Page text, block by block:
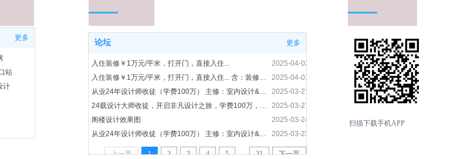
论坛 更多
2025-04-03
入住装修￥1万元/平米，打开门，直接入住...
2025-04-01
入住装修￥1万元/平米，打开门，直接入住... 含：装修施工 水电改造 整体厨房 整体卫浴 全套主材 全套家电
2025-03-27
从业24年设计师收徒（学费100万） 主修：室内设计&建筑设计 A】 同样的建筑面积，我能让房子所有空间都变大
2025-03-27
24载设计大师收徒，开启非凡设计之旅，学费100万，限额招募！
2025-03-24
阁楼设计效果图
2025-03-23
从业24年设计师收徒（学费100万） 主修：室内设计&建筑设计 A】 同样的建筑面积，我能让房子所有空间都变大
上一页 1 2 3 4 5 … 31 下一页
更多
站
计
扫描下载手机APP